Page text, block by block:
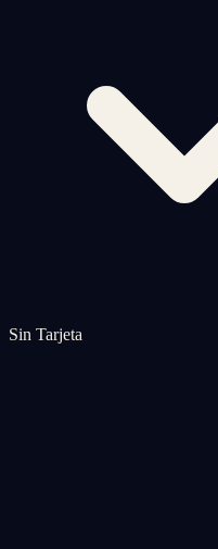
Sin Tarjeta